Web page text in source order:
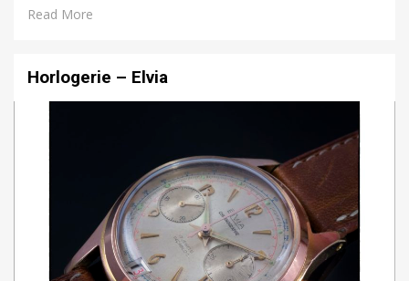
Read More
Horlogerie – Elvia